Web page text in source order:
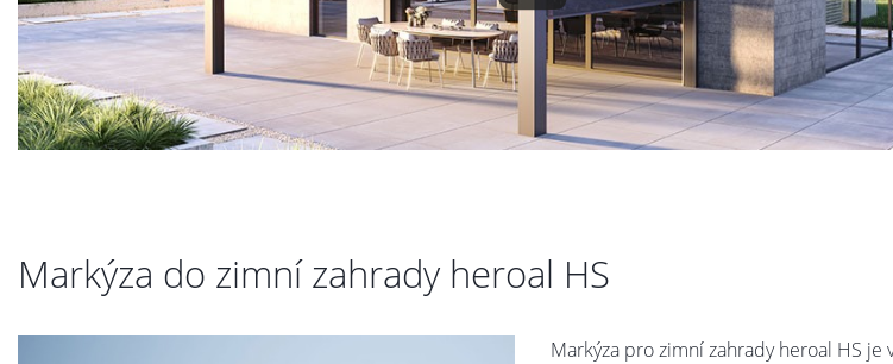
Markýza do zimní zahrady heroal HS
Markýza pro zimní zahrady heroal HS